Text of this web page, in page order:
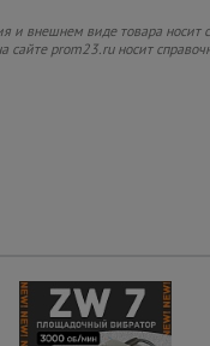
и внешнем виде товара носит
сайте prom23.ru носит